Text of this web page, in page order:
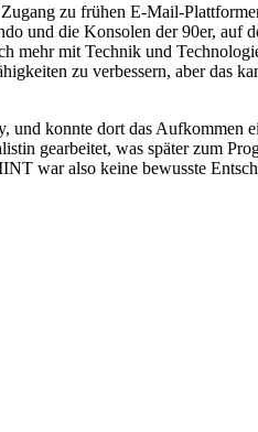
zu frühen E-Mail-
und die Konsolen der 90er, auf
mehr mit Technik und
zu verbessern, aber das
konnte dort das Aufkommen
gearbeitet, was später zum
war also keine bewusste